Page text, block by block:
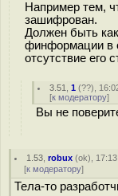
Например тем,
зашифрован.
Должен быть
финформации в
отсутствие его
3.51 ,1 (??),
[к модератору]
Вы не
1.53 ,robux (ok),
[к модератору]
Тела-то